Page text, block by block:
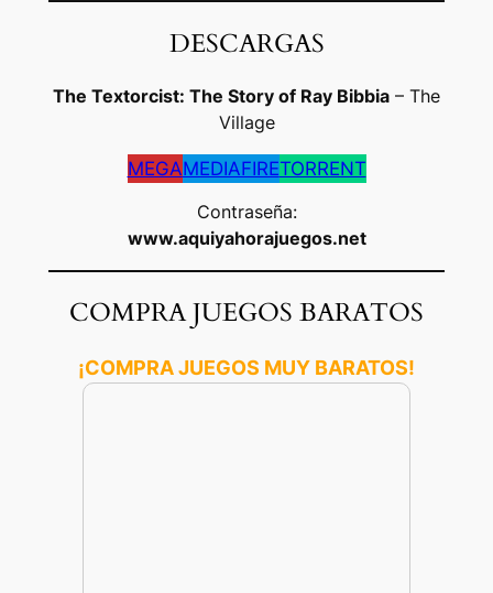
DESCARGAS
The Textorcist: The Story of Ray Bibbia – The
Village
MEGAMEDIAFIRETORRENT
Contraseña:
www.aquiyahorajuegos.net
COMPRA JUEGOS BARATOS
¡COMPRA JUEGOS MUY BARATOS!